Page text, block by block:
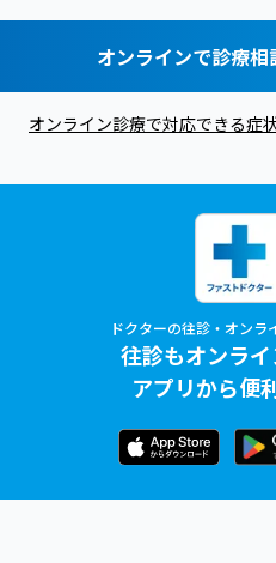
オンラインで診療相
オンライン診療で対応できる症
ドクターの往診・オンラ
往診もオンラ
アプリから便